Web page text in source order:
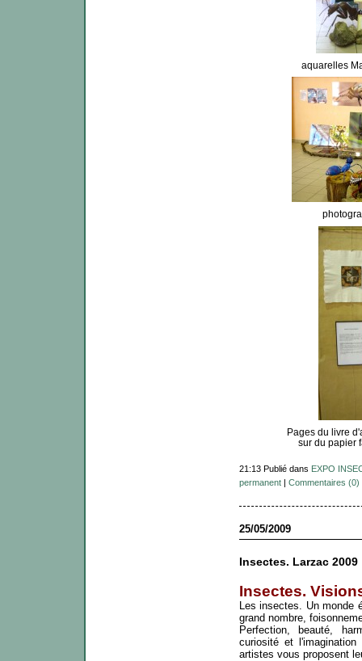
aquarelles
Pages du livre
sur du papier
21:13 Publié dans EXPO
permanent| Commentaires (0)
25/05/2009
Insectes. Larzac 2009
Insectes.
Les insectes. Un
grand nombre,
Perfection, beauté,
curiosité et
artistes vous proposent